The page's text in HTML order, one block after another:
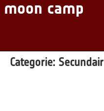
Categorie: Secundair